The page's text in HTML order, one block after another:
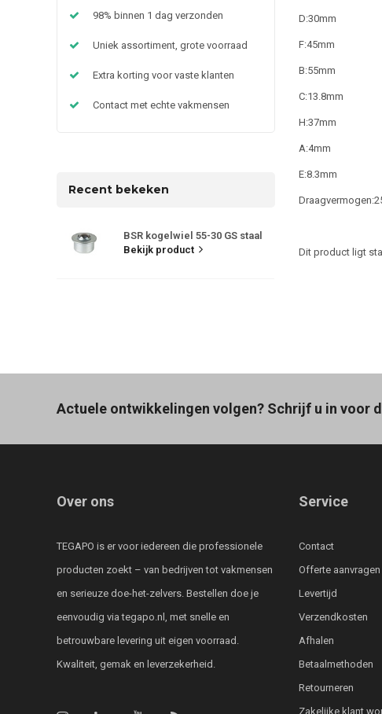
98% binnen 1 dag verzonden
Uniek assortiment, grote voorraad
Extra korting voor vaste klanten
Contact met echte vakmensen
Recent bekeken
BSR kogelwiel 55-30 GS staal
Bekijk product
D:30mm
F:45mm
B:55mm
C:13.8mm
H:37mm
A:4mm
E:8.3mm
Dit product ligt
Actuele ontwikkelingen volgen? Schrijf u in voor
Over ons
TEGAPO is er voor iedereen die professionele
producten zoekt – van bedrijven tot vakmensen
en serieuze doe-het-zelvers. Bestellen doe je
eenvoudig via tegapo.nl, met snelle en
betrouwbare levering uit eigen voorraad.
Kwaliteit, gemak en leverzekerheid.
Service
Contact
Offerte aanvragen
Levertijd
Verzendkosten
Afhalen
Betaalmethoden
Retourneren
Zakelijke klant